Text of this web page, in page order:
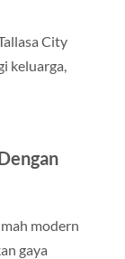
City
keluarga,
modern
gaya